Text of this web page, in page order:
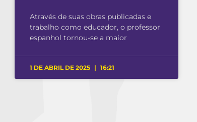
Através de suas obras publicadas e
trabalho como educador, o professor
espanhol tornou-se a maior
1 DE ABRIL DE 2025 16:21